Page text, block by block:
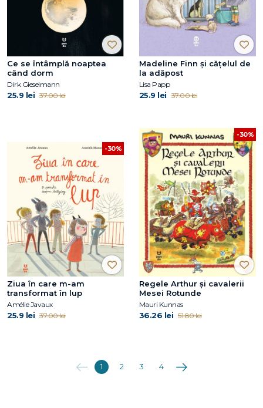
Ce se întâmplă noaptea
când dorm
Dirk Gieselmann
25.9 lei 37.00 lei
Madeline Finn și cățelul de
la adăpost
Lisa Papp
25.9 lei 37.00 lei
-30%
Ziua în care m-am
transformat în lup
Amélie Javaux
25.9 lei 37.00 lei
-30%
Regele Arthur și cavalerii
Mesei Rotunde
Mauri Kunnas
36.26 lei 51.80 lei
Anterioara
1 2 3 4 Următoarea